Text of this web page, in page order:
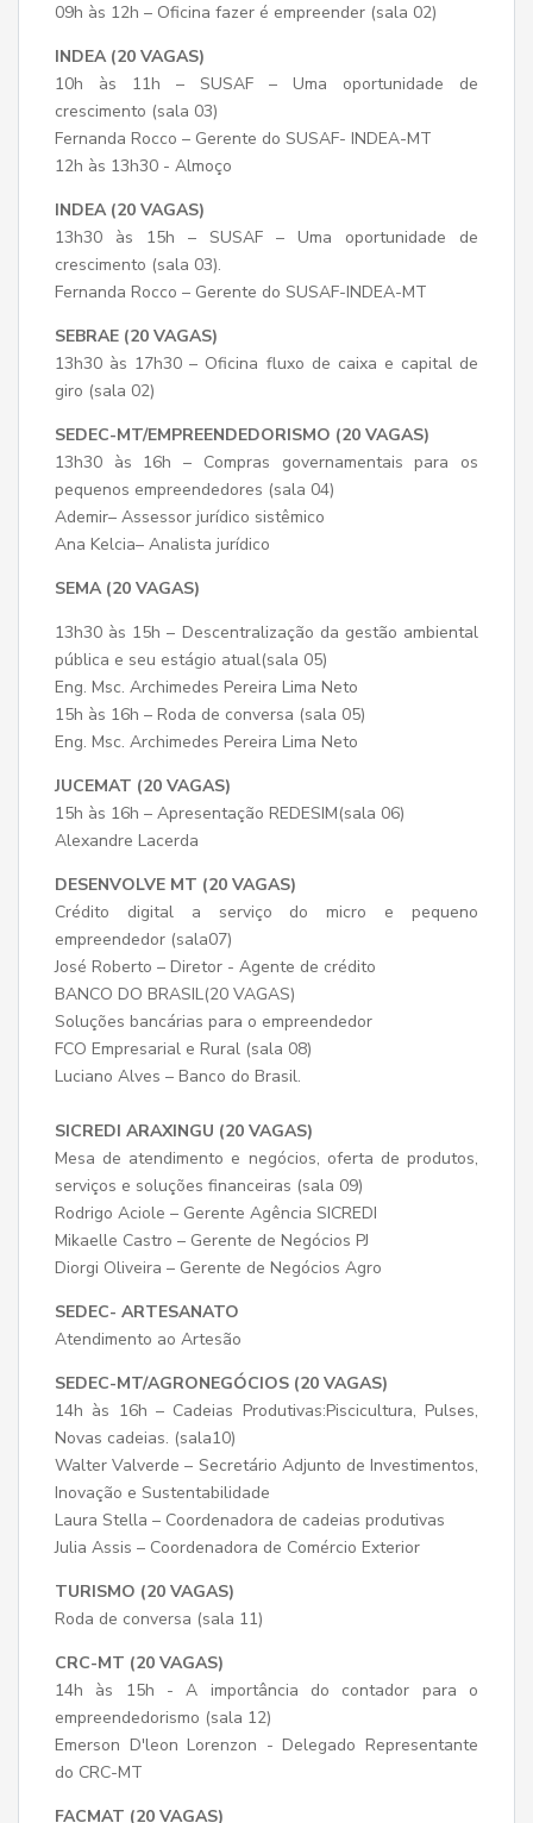
09h às 12h – Oficina fazer é empreender (sala 02)
INDEA (20 VAGAS)
10h às 11h – SUSAF – Uma oportunidade de
crescimento (sala 03)
Fernanda Rocco – Gerente do SUSAF- INDEA-MT
12h às 13h30 - Almoço
INDEA (20 VAGAS)
13h30 às 15h – SUSAF – Uma oportunidade de
crescimento (sala 03).
Fernanda Rocco – Gerente do SUSAF-INDEA-MT
SEBRAE (20 VAGAS)
13h30 às 17h30 – Oficina fluxo de caixa e capital de
giro (sala 02)
SEDEC-MT/EMPREENDEDORISMO (20 VAGAS)
13h30 às 16h – Compras governamentais para os
pequenos empreendedores (sala 04)
Ademir– Assessor jurídico sistêmico
Ana Kelcia– Analista jurídico
SEMA (20 VAGAS)
13h30 às 15h – Descentralização da gestão ambiental
pública e seu estágio atual(sala 05)
Eng. Msc. Archimedes Pereira Lima Neto
15h às 16h – Roda de conversa (sala 05)
Eng. Msc. Archimedes Pereira Lima Neto
JUCEMAT (20 VAGAS)
15h às 16h – Apresentação REDESIM(sala 06)
Alexandre Lacerda
DESENVOLVE MT (20 VAGAS)
Crédito digital a serviço do micro e pequeno
empreendedor (sala07)
José Roberto – Diretor - Agente de crédito
BANCO DO BRASIL(20 VAGAS)
Soluções bancárias para o empreendedor
FCO Empresarial e Rural (sala 08)
Luciano Alves – Banco do Brasil.
SICREDI ARAXINGU (20 VAGAS)
Mesa de atendimento e negócios, oferta de produtos,
serviços e soluções financeiras (sala 09)
Rodrigo Aciole – Gerente Agência SICREDI
Mikaelle Castro – Gerente de Negócios PJ
Diorgi Oliveira – Gerente de Negócios Agro
SEDEC- ARTESANATO
Atendimento ao Artesão
SEDEC-MT/AGRONEGÓCIOS (20 VAGAS)
14h às 16h – Cadeias Produtivas:Piscicultura, Pulses,
Novas cadeias. (sala10)
Walter Valverde – Secretário Adjunto de Investimentos,
Inovação e Sustentabilidade
Laura Stella – Coordenadora de cadeias produtivas
Julia Assis – Coordenadora de Comércio Exterior
TURISMO (20 VAGAS)
Roda de conversa (sala 11)
CRC-MT (20 VAGAS)
14h às 15h - A importância do contador para o
empreendedorismo (sala 12)
Emerson D'leon Lorenzon - Delegado Representante
do CRC-MT
FACMAT (20 VAGAS)